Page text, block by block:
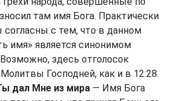
там имя Бога. Практически
с тем, что в данном
имя» является синонимом
здесь отголосок
Господней, как и в 12:28.
дал Мне из мира — Имя Бога